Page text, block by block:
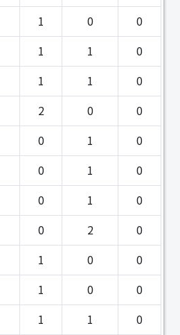
1 0 0
1 1 0
1 1 0
2 0 0
0 1 0
0 1 0
0 1 0
0 2 0
1 0 0
1 0 0
1 1 0